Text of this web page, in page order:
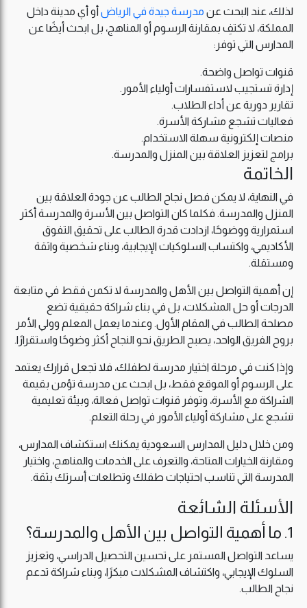
لذلك، عند البحث عن مدرسة جيدة في الرياض أو أي مدينة داخل
المملكة، لا تكتفِ بمقارنة الرسوم أو المناهج، بل ابحث أيضًا عن
المدارس التي توفر:
قنوات تواصل واضحة.
إدارة تستجيب لاستفسارات أولياء الأمور.
تقارير دورية عن أداء الطلاب.
فعاليات تشجع مشاركة الأسرة.
منصات إلكترونية سهلة الاستخدام.
برامج لتعزيز العلاقة بين المنزل والمدرسة.
الخاتمة
في النهاية، لا يمكن فصل نجاح الطالب عن جودة العلاقة بين
المنزل والمدرسة. فكلما كان التواصل بين الأسرة والمدرسة أكثر
استمرارية ووضوحًا، ازدادت قدرة الطالب على تحقيق التفوق
الأكاديمي، واكتساب السلوكيات الإيجابية، وبناء شخصية واثقة
ومستقلة.
إن أهمية التواصل بين الأهل والمدرسة لا تكمن فقط في متابعة
الدرجات أو حل المشكلات، بل في بناء شراكة حقيقية تضع
مصلحة الطالب في المقام الأول. وعندما يعمل المعلم وولي الأمر
بروح الفريق الواحد، يصبح الطريق نحو النجاح أكثر وضوحًا واستقرارًا.
وإذا كنت في مرحلة اختيار مدرسة لطفلك، فلا تجعل قرارك يعتمد
على الرسوم أو الموقع فقط، بل ابحث عن مدرسة تؤمن بقيمة
الشراكة مع الأسرة، وتوفر قنوات تواصل فعالة، وبيئة تعليمية
تشجع على مشاركة أولياء الأمور في رحلة التعلم.
ومن خلال دليل المدارس السعودية يمكنك استكشاف المدارس،
ومقارنة الخيارات المتاحة، والتعرف على الخدمات والمناهج، واختيار
المدرسة التي تناسب احتياجات طفلك وتطلعات أسرتك بثقة.
الأسئلة الشائعة
1. ما أهمية التواصل بين الأهل والمدرسة؟
يساعد التواصل المستمر على تحسين التحصيل الدراسي، وتعزيز
السلوك الإيجابي، واكتشاف المشكلات مبكرًا، وبناء شراكة تدعم
نجاح الطالب.